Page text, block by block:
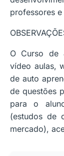
professores
O Curso de
vídeo aulas,
de auto
de questões
para o
(estudos de
mercado),